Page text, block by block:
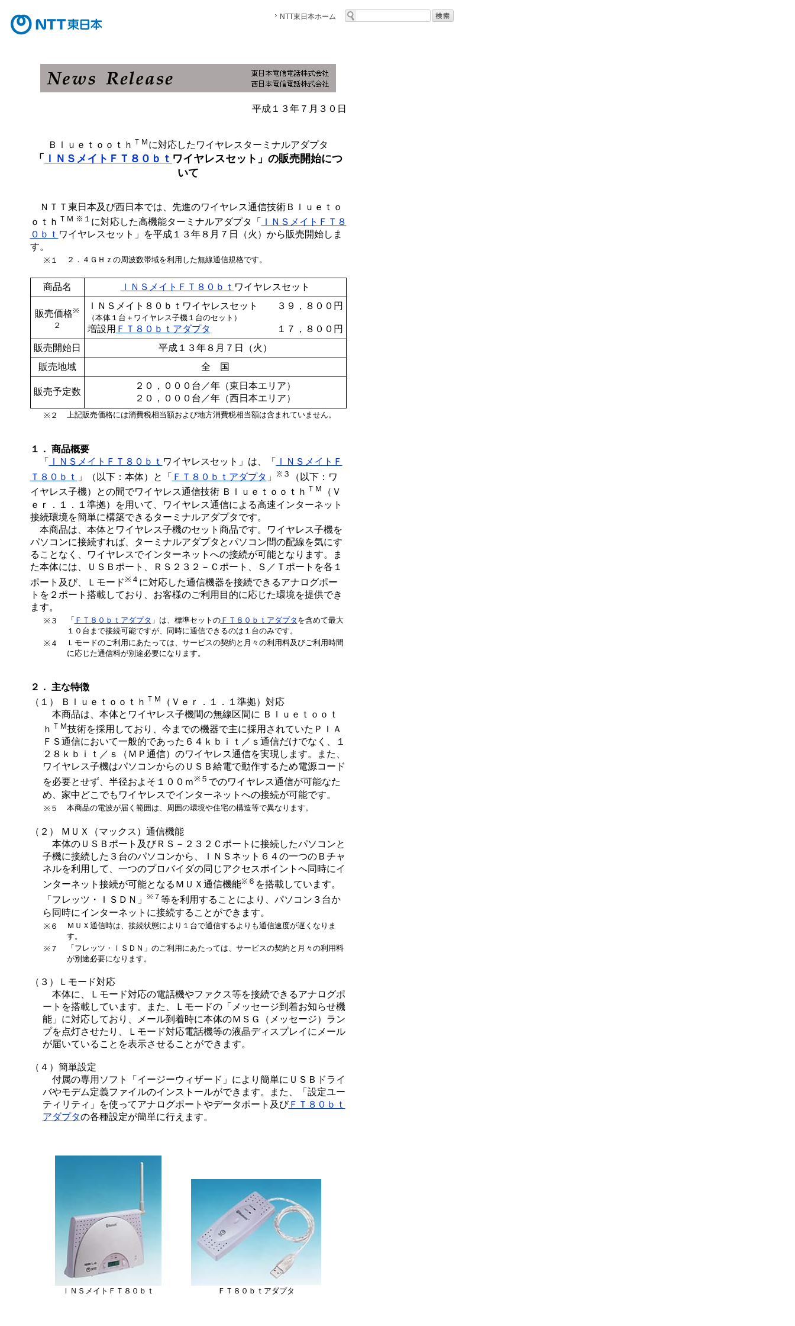
NTT東日本ホーム
平成１３年７月３０日
Ｂｌｕｅｔｏｏｔｈ ＴＭ に対応したワイヤレスターミナルアダプタ
「 ＩＮＳメイトＦＴ８０ｂｔ ワイヤレスセット」の販売開始につ
いて
ＮＴＴ東日本及び西日本では、先進のワイヤレス通信技術Ｂｌｕｅｔｏ
ｏｔｈ ＴＭ ※１ に対応した高機能ターミナルアダプタ「
ＩＮＳメイトＦＴ８
０ｂｔ ワイヤレスセット」を平成１３年８月７日（火）から販売開始しま
す。
※１ ２．４ＧＨｚの周波数帯域を利用した無線通信規格です。
商品名 ＩＮＳメイトＦＴ８０ｂｔ ワイヤレスセット
販売価格※
２
ＩＮＳメイト８０ｂｔワイヤレスセット
（本体１台＋ワイヤレス子機１台のセット）
３９，８００円
増設用 ＦＴ８０ｂｔアダプタ
１７，８００円
販売開始日
平成１３年８月７日（火）
販売地域
全 国
販売予定数
２０，０００台／年（東日本エリア）
２０，０００台／年（西日本エリア）
※２ 上記販売価格には消費税相当額および地方消費税相当額は含まれていません。
１． 商品概要
「
ＩＮＳメイトＦＴ８０ｂｔ ワイヤレスセット」は、「
ＩＮＳメイトＦ
Ｔ８０ｂｔ
」（以下：本体）と「 ＦＴ８０ｂｔアダプタ 」 ※３
（以下：ワ
イヤレス子機）との間でワイヤレス通信技術 Ｂｌｕｅｔｏｏｔｈ ＴＭ
（Ｖ
ｅｒ．１．１準拠）を用いて、ワイヤレス通信による高速インターネット
接続環境を簡単に構築できるターミナルアダプタです。
本商品は、本体とワイヤレス子機のセット商品です。ワイヤレス子機を
パソコンに接続すれば、ターミナルアダプタとパソコン間の配線を気にす
ることなく、ワイヤレスでインターネットへの接続が可能となります。ま
た本体には、ＵＳＢポート、ＲＳ２３２－Ｃポート、Ｓ／Ｔポートを各１
ポート及び、Ｌモード※４ に対応した通信機器を接続できるアナログポー
トを２ポート搭載しており、お客様のご利用目的に応じた環境を提供でき
ます。
※３ 「 ＦＴ８０ｂｔアダプタ 」は、標準セットのＦＴ８０ｂｔアダプタ を含めて最大
１０台まで接続可能ですが、同時に通信できるのは１台のみです。
※４
Ｌモードのご利用にあたっては、サービスの契約と月々の利用料及びご利用時間
に応じた通信料が別途必要になります。
２． 主な特徴
（１） Ｂｌｕｅｔｏｏｔｈ ＴＭ
（Ｖｅｒ．１．１準拠）対応
本商品は、本体とワイヤレス子機間の無線区間に Ｂｌｕｅｔｏｏｔ
ｈ ＴＭ技術を採用しており、今までの機器で主に採用されていたＰＩＡ
ＦＳ通信において一般的であった６４ｋｂｉｔ／ｓ通信だけでなく、１
２８ｋｂｉｔ／ｓ（ＭＰ通信）のワイヤレス通信を実現します。また、
ワイヤレス子機はパソコンからのＵＳＢ給電で動作するため電源コード
を必要とせず、半径およそ１００ｍ※５ でのワイヤレス通信が可能なた
め、家中どこでもワイヤレスでインターネットへの接続が可能です。
※５ 本商品の電波が届く範囲は、周囲の環境や住宅の構造等で異なります。
（２） ＭＵＸ（マックス）通信機能
本体のＵＳＢポート及びＲＳ－２３２Ｃポートに接続したパソコンと
子機に接続した３台のパソコンから、ＩＮＳネット６４の一つのＢチャ
ネルを利用して、一つのプロバイダの同じアクセスポイントへ同時にイ
ンターネット接続が可能となるＭＵＸ通信機能※６ を搭載しています。
「フレッツ・ＩＳＤＮ」 ※７ 等を利用することにより、パソコン３台か
ら同時にインターネットに接続することができます。
※６
ＭＵＸ通信時は、接続状態により１台で通信するよりも通信速度が遅くなりま
す。
※７
「フレッツ・ＩＳＤＮ」のご利用にあたっては、サービスの契約と月々の利用料
が別途必要になります。
（３）Ｌモード対応
本体に、Ｌモード対応の電話機やファクス等を接続できるアナログポ
ートを搭載しています。また、Ｌモードの「メッセージ到着お知らせ機
能」に対応しており、メール到着時に本体のＭＳＧ（メッセージ）ラン
プを点灯させたり、Ｌモード対応電話機等の液晶ディスプレイにメール
が届いていることを表示させることができます。
（４）簡単設定
付属の専用ソフト「イージーウィザード」により簡単にＵＳＢドライ
バやモデム定義ファイルのインストールができます。また、「設定ユー
ティリティ」を使ってアナログポートやデータポート及びＦＴ８０ｂｔ
アダプタの各種設定が簡単に行えます。
ＩＮＳメイトＦＴ８０ｂｔ ＦＴ８０ｂｔアダプタ